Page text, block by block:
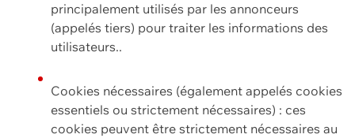
principalement utilisés par les annonceurs
(appelés tiers) pour traiter les informations des
utilisateurs..
Cookies nécessaires (également appelés cookies
essentiels ou strictement nécessaires) : ces
cookies peuvent être strictement nécessaires au